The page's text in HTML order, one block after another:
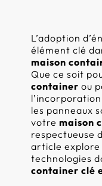
Extension
container
Mono
Container
L’adoption
élément clé
maison
Que ce soit
container ou
les panneaux
votremaison
respectueuse
article
technologies
container clé